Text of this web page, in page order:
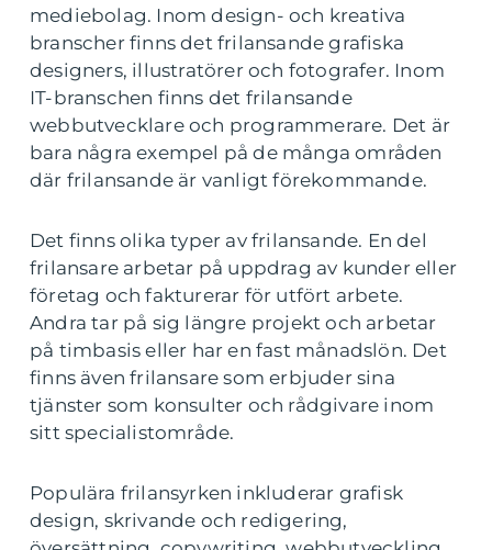
mediebolag. Inom design- och kreativa
branscher finns det frilansande grafiska
designers, illustratörer och fotografer. Inom
IT-branschen finns det frilansande
webbutvecklare och programmerare. Det är
bara några exempel på de många områden
där frilansande är vanligt förekommande.
Det finns olika typer av frilansande. En del
frilansare arbetar på uppdrag av kunder eller
företag och fakturerar för utfört arbete.
Andra tar på sig längre projekt och arbetar
på timbasis eller har en fast månadslön. Det
finns även frilansare som erbjuder sina
tjänster som konsulter och rådgivare inom
sitt specialistområde.
Populära frilansyrken inkluderar grafisk
design, skrivande och redigering,